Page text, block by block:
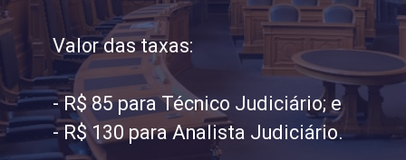
Valor das taxas:
- R$ 85 para Técnico Judiciário; e
- R$ 130 para Analista Judiciário.